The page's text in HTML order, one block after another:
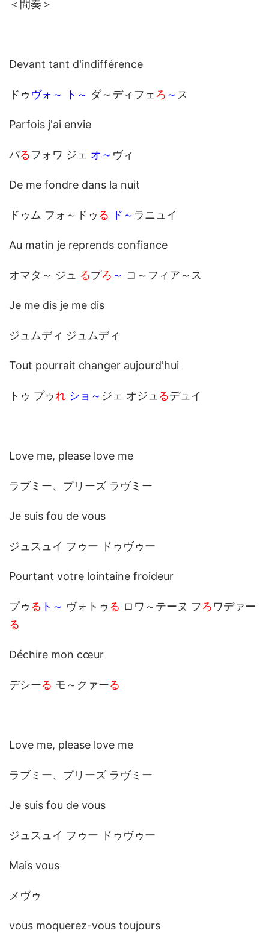
＜間奏＞
Devant tant d'indifférence
ドゥ ヴォ～ ト～ ダ～ディフェ ろ ～ ス
Parfois j'ai envie
パるフォワ ジェ オ～ ヴィ
De me fondre dans la nuit
ドゥム フォ～ドゥ る ド～ ラニュイ
Au matin je reprends confiance
オマタ～ ジュ るプろ ～ コ～フィア～ス
Je me dis je me dis
ジュムディ ジュムディ
Tout pourrait changer aujourd'hui
トゥ プゥれ ショ～ ジェ オジュ るデュイ
Love me, please love me
ラブミー、プリーズ ラヴミー
Je suis fou de vous
ジュスュイ フゥー ドゥヴゥー
Pourtant votre lointaine froideur
プゥ る ト～ ヴォトゥ る ロワ～テーヌ フろワデァー
る
Déchire mon cœur
デシーる モ～クァーる
Love me, please love me
ラブミー、プリーズ ラヴミー
Je suis fou de vous
ジュスュイ フゥー ドゥヴゥー
Mais vous
メヴゥ
vous moquerez-vous toujours